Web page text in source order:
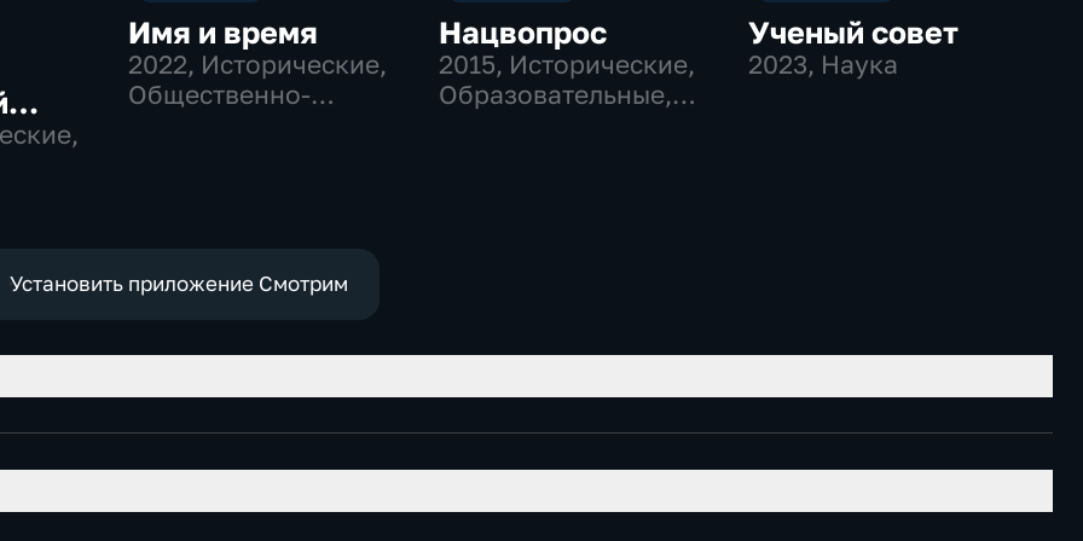
Имя и время
2022, Исторические,
Общественно-
Нацвопрос
2015, Исторические,
Образовательные,
Ученый совет
2023, Наука
Установить приложение Смотрим